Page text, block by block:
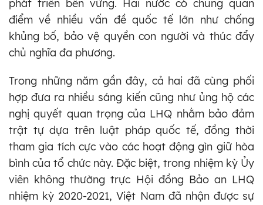
phát triển bền vững. Hai nước có chung quan
điểm về nhiều vấn đề quốc tế lớn như chống
khủng bố, bảo vệ quyền con người và thúc đẩy
chủ nghĩa đa phương.
Trong những năm gần đây, cả hai đã cùng phối
hợp đưa ra nhiều sáng kiến cũng như ủng hộ các
nghị quyết quan trọng của LHQ nhằm bảo đảm
trật tự dựa trên luật pháp quốc tế, đồng thời
tham gia tích cực vào các hoạt động gìn giữ hòa
bình của tổ chức này. Đặc biệt, trong nhiệm kỳ Ủy
viên không thường trực Hội đồng Bảo an LHQ
nhiệm kỳ 2020-2021, Việt Nam đã nhận được sự